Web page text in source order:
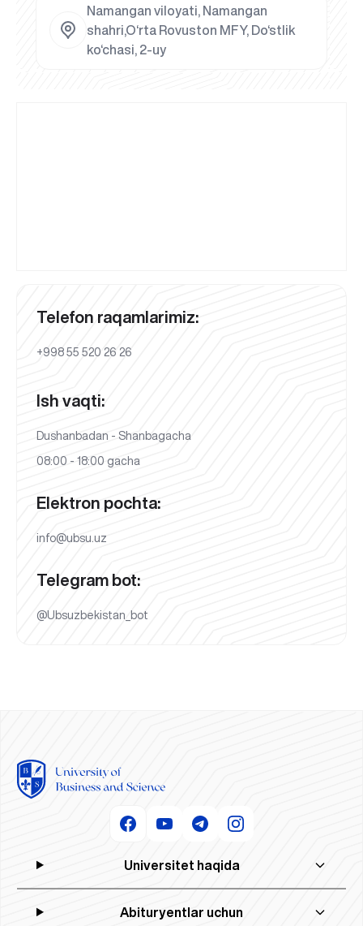
Namangan viloyati, Namangan
shahri,O‘rta Rovuston MFY, Do‘stlik
ko‘chasi, 2-uy
Telefon raqamlarimiz:
+998 55 520 26 26
Ish vaqti:
Dushanbadan - Shanbagacha
08:00 - 18:00 gacha
Elektron pochta:
info@ubsu.uz
Telegram bot:
@Ubsuzbekistan_bot
Universitet haqida
Abituryentlar uchun